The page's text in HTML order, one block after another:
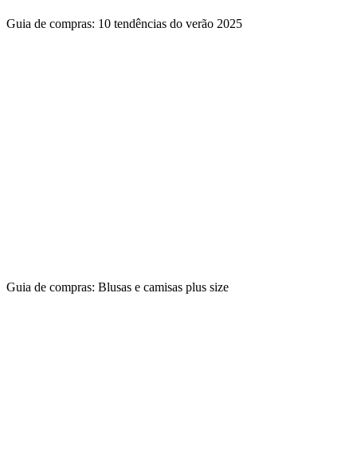
Guia de compras: 10 tendências do verão 2025
Guia de compras: Blusas e camisas plus size